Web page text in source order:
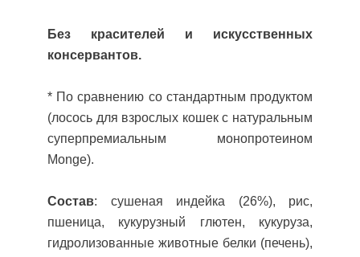
Без красителей и искусственных
консервантов.
* По сравнению со стандартным продуктом
(лосось для взрослых кошек с натуральным
суперпремиальным монопротеином
Monge).
Состав: сушеная индейка (26%), рис,
пшеница, кукурузный глютен, кукуруза,
гидролизованные животные белки (печень),